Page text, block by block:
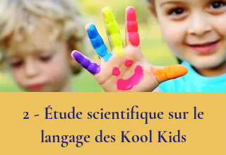
2 - Étude scientifique sur le
langage des Kool Kids